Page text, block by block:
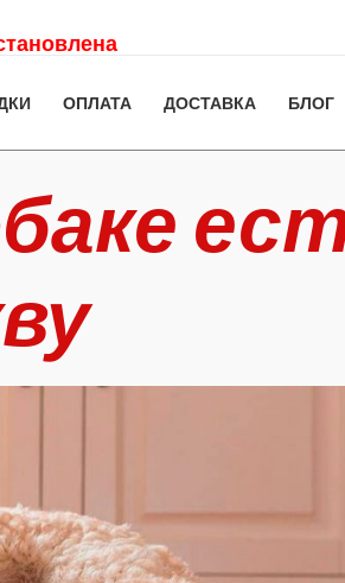
ОПЛАТА ДОСТАВКА БЛОГ